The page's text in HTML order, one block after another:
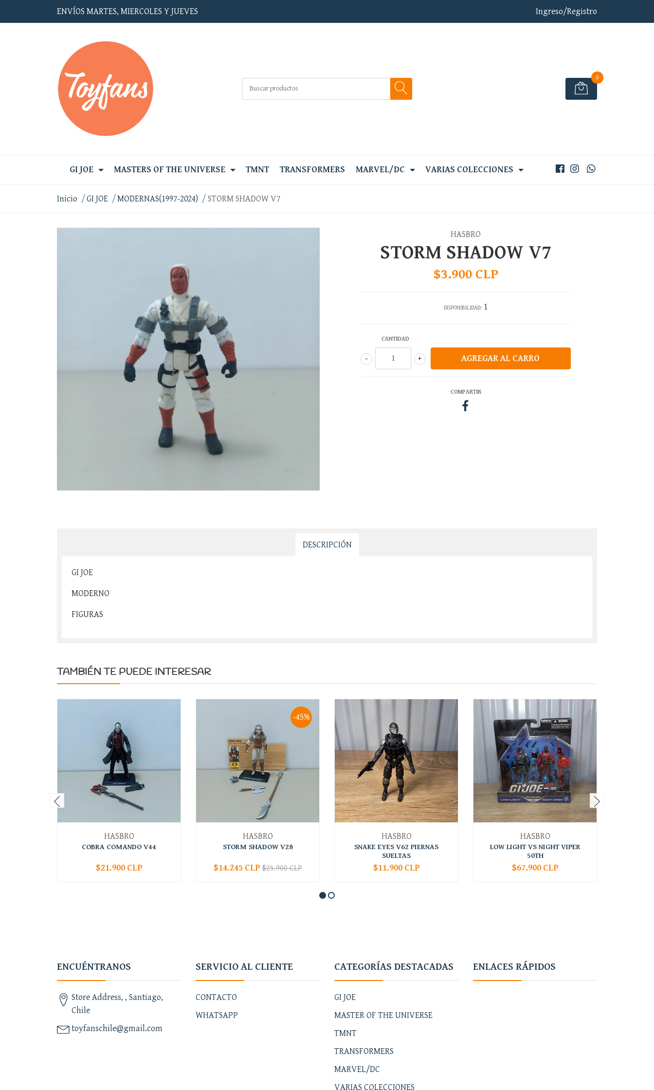
ENVÍOS MARTES, MIERCOLES Y JUEVES Ingreso/Registro
0
GI JOE MASTERS OF THE UNIVERSE TMNT TRANSFORMERS MARVEL/DC VARIAS COLECCIONES
Inicio GI JOE MODERNAS(1997-2024) STORM SHADOW V7
HASBRO
STORM SHADOW V7
$3.900 CLP
DISPONIBILIDAD: 1
CANTIDAD
+
-
COMPARTIR
DESCRIPCIÓN
GI JOE
MODERNO
FIGURAS
TAMBIÉN TE PUEDE INTERESAR
HASBRO
COBRA COMANDO V44
+
$21.900 CLP
-45%
HASBRO
STORM SHADOW V28
+
$14.245 CLP$25.900 CLP
HASBRO
SNAKE EYES V62 PIERNAS
SUELTAS
+
$11.900 CLP
HASBRO
LOW LIGHT VS NIGHT VIPER
50TH
+
$67.900 CLP
ENCUÉNTRANOS
Store Address, , Santiago,
Chile
toyfanschile@gmail.com
SERVICIO AL CLIENTE
CONTACTO
WHATSAPP
CATEGORÍAS DESTACADAS
GI JOE
MASTER OF THE UNIVERSE
TMNT
TRANSFORMERS
MARVEL/DC
VARIAS COLECCIONES
ENLACES RÁPIDOS